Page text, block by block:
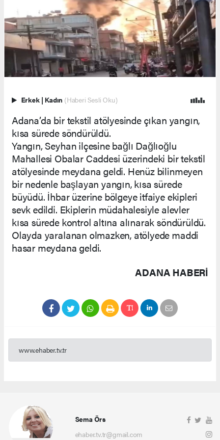
Erkek | Kadın (Haberi Sesli Oku)
Adana’da bir tekstil atölyesinde çıkan yangın,
kısa sürede söndürüldü.
Yangın, Seyhan ilçesine bağlı Dağlıoğlu
Mahallesi Obalar Caddesi üzerindeki bir tekstil
atölyesinde meydana geldi. Henüz bilinmeyen
bir nedenle başlayan yangın, kısa sürede
büyüdü. İhbar üzerine bölgeye itfaiye ekipleri
sevk edildi. Ekiplerin müdahalesiyle alevler
kısa sürede kontrol altına alınarak söndürüldü.
Olayda yaralanan olmazken, atölyede maddi
hasar meydana geldi.
ADANA HABERİ
www.ehaber.tv.tr
Sema Örs
ehaber.tv.tr@gmail.com